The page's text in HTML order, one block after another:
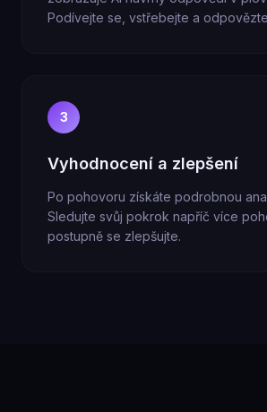
Podívejte se, vstřebejte a
3
Vyhodnocení a zlepšení
Po pohovoru získáte podrobnou
Sledujte svůj pokrok napříč více
postupně se zlepšujte.